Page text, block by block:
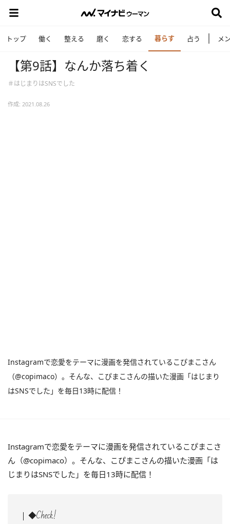
トップ 働く 整える 磨く 恋する 暮らす 占う メ
【第9話】なんか落ち着く
＃はじまりはSNSでした
作成: 2021.08.26
Instagramで恋愛をテーマに漫画を発信されているこぴまこさん
（@copimaco）。そんな、こぴまこさんの描いた漫画「はじまり
はSNSでした」を毎日13時に配信！
Instagramで恋愛をテーマに漫画を発信されているこぴまこさ
ん（@copimaco）。そんな、こぴまこさんの描いた漫画「は
じまりはSNSでした」を毎日13時に配信！
◆Check!